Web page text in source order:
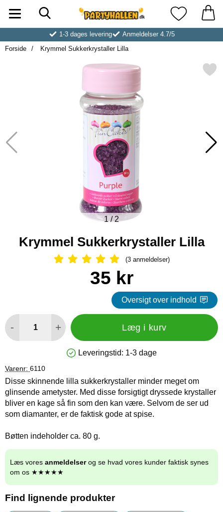
Startside for Partyhallen AB Mine
1-3 dages levering
Anmeldelser 4.7/5
Forside
Krymmel Sukkerkrystaller Lilla
Markér krymmel
1 / 2
Krymmel Sukkerkrystaller Lilla
Anmeldelser: 5 Stjerne, Spring til
(3 anmeldelser)
Køb dette produkt Krymmel Sukkerkrystaller Lilla
pris
35 kr
Oversigt over indhold
- + Læg i kurv
Produkttilgængelighed: På lager
Leveringstid: 1-3 dage
Varenr: 6110
Disse skinnende lilla sukkerkrystaller minder meget om
glinsende ametyster. Med disse forsigtigt dryssede krystaller
bliver en kage så fin som den kan være. Selvom de ser ud
som diamanter, er de faktisk gode at spise.
Bøtten indeholder ca. 80 g.
Læs vores anmeldelserog se hvad vores kunder faktisk synes
om os ★★★★★
Find lignende produkter